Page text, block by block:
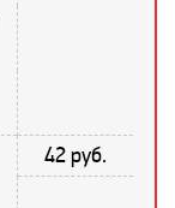
42 руб.